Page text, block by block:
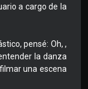
a cargo de la
pensé: Oh, ,
la danza
una escena